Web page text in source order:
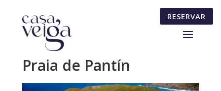
RESERVAR
Praia de Pantín